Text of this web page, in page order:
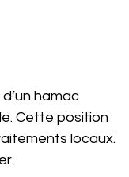
hamac
Cette position
locaux.